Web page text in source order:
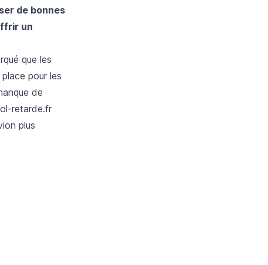
de bonnes
un
que les
pour les
de
retarde.fr
plus